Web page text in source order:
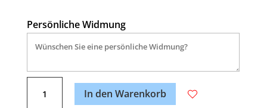
Persönliche Widmung
Dancer
In den Warenkorb
A